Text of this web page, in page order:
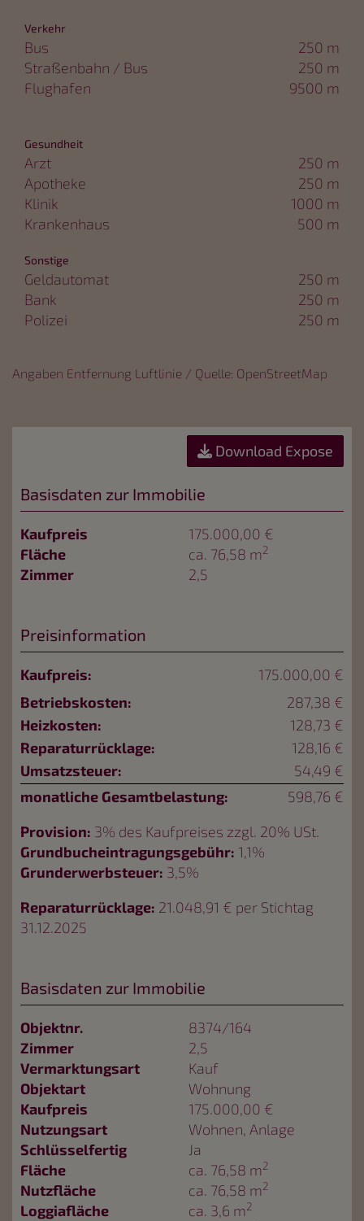
Verkehr
Bus
250 m
Straßenbahn / Bus
250 m
Flughafen
9500 m
Gesundheit
Arzt
250 m
Apotheke
250 m
Klinik
1000 m
Krankenhaus
500 m
Sonstige
Geldautomat
250 m
Bank
250 m
Polizei
250 m
Angaben Entfernung Luftlinie / Quelle: OpenStreetMap
Download Expose
Basisdaten zur Immobilie
Kaufpreis
175.000,00 €
Fläche
ca. 76,58 m2
Zimmer 2,5
Preisinformation
Kaufpreis:
175.000,00 €
Betriebskosten:
287,38 €
Heizkosten:
128,73 €
Reparaturrücklage:
128,16 €
Umsatzsteuer:
54,49 €
monatliche Gesamtbelastung:
598,76 €
Provision: 3% des Kaufpreises zzgl. 20% USt.
Grundbucheintragungsgebühr: 1,1%
Grunderwerbsteuer: 3,5%
Reparaturrücklage: 21.048,91 € per Stichtag
31.12.2025
Basisdaten zur Immobilie
Objektnr.
8374/164
Zimmer
2,5
Vermarktungsart
Kauf
Objektart
Wohnung
Kaufpreis
175.000,00 €
Nutzungsart
Wohnen Anlage
Schlüsselfertig
Ja
Fläche
ca. 76,58 m2
Nutzfläche ca. 76,58 m2
Loggiafläche ca. 3,6 m2